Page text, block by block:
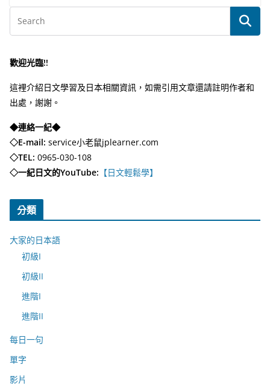
歡迎光臨!!
這裡介紹日文學習及日本相關資訊，如需引用文章還請註明作者和
出處，謝謝。
◆連絡一紀◆
◇E-mail: service小老鼠jplearner.com
◇TEL: 0965-030-108
◇一紀日文的YouTube: 【日文輕鬆學】
分類
大家的日本語
初級I
初級II
進階I
進階II
每日一句
單字
影片